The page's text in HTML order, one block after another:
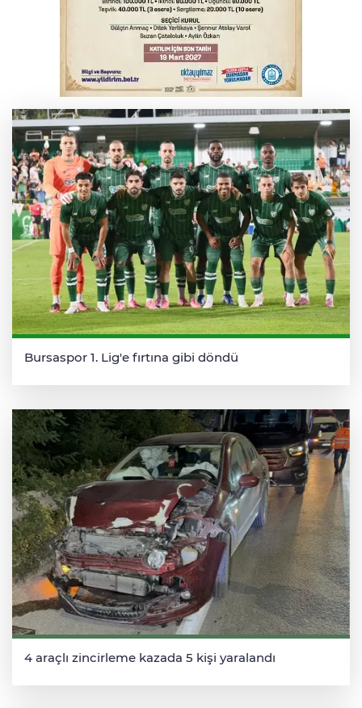
Feci kaza yaşlı çifti hayattan kopardı
Yükseköğretim Kanununda değişiklik
Resmi Gazete'de
Bursaspor 1. Lig'e fırtına gibi döndü
4 araçlı zincirleme kazada 5 kişi yaralandı